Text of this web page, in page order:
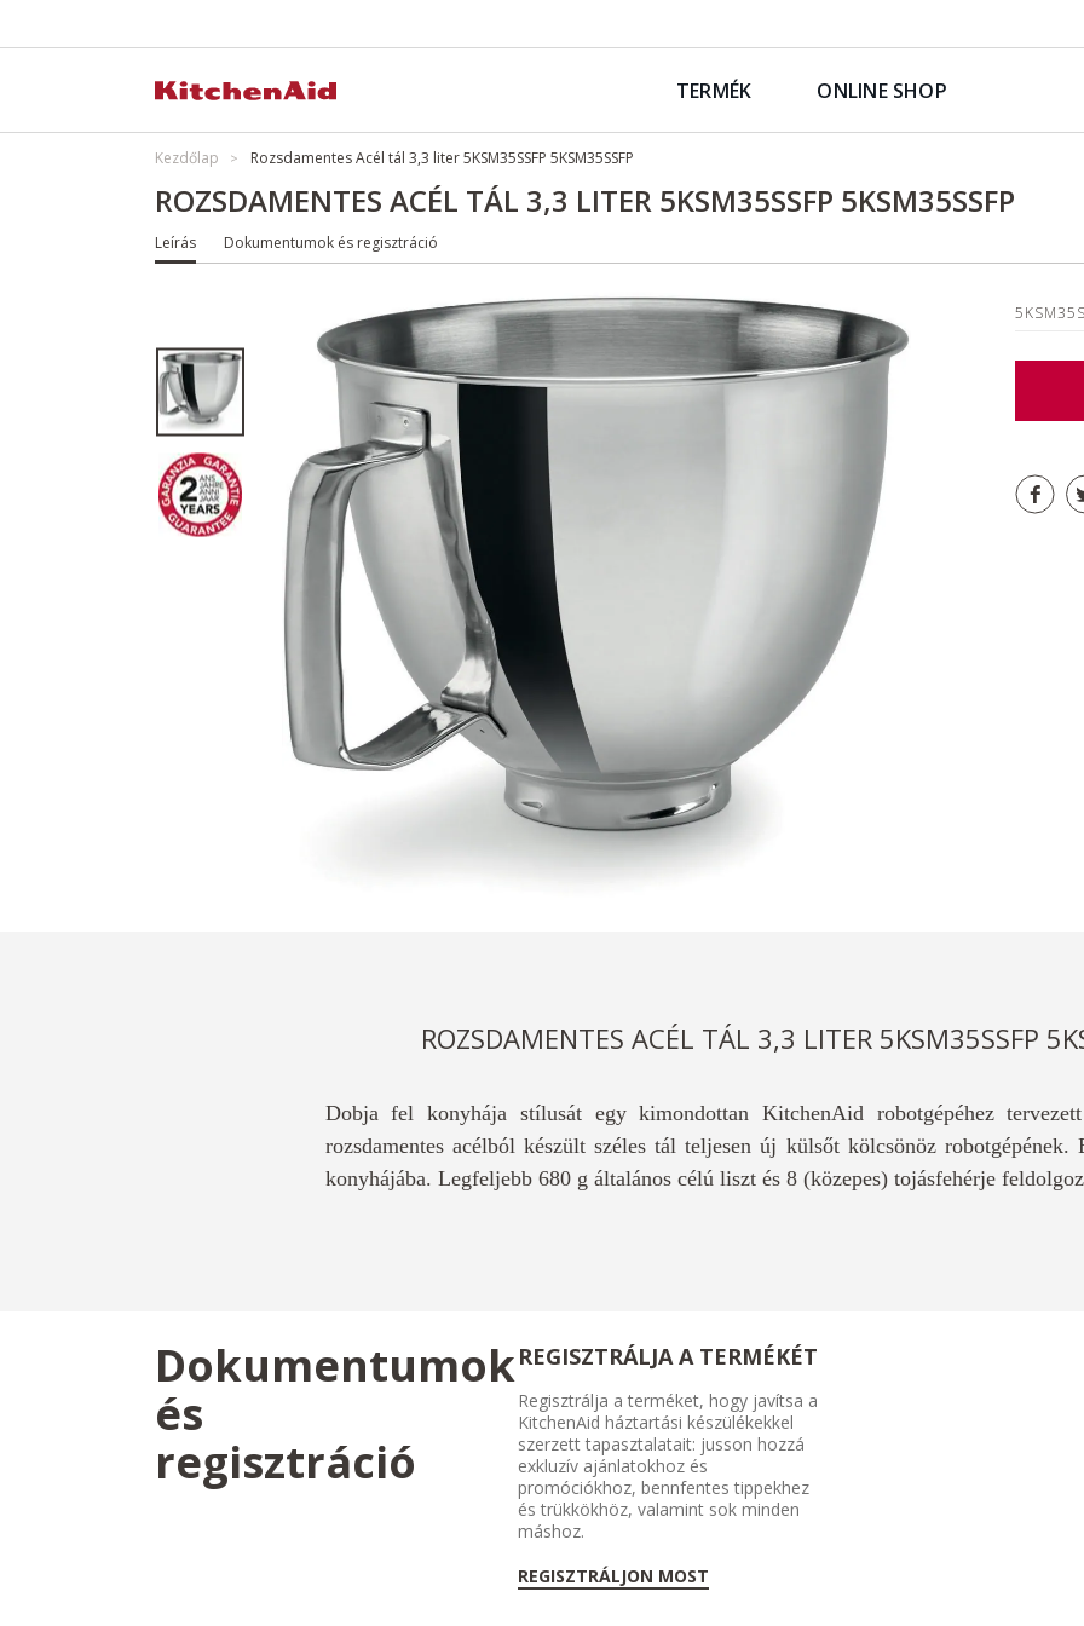
TERMÉK ONLINE SHOP
Kezdőlap Rozsdamentes Acél tál 3,3 liter 5KSM35SSFP 5KSM35SSFP
ROZSDAMENTES ACÉL TÁL 3,3 LITER 5KSM35SSFP 5KSM35SSFP
Leírás Dokumentumok és regisztráció
ROZSDAMENTES ACÉL TÁL 3,3 LITER 5KSM35SSFP
Dobja fel konyhája stílusát egy kimondottan KitchenAid robotgépéhez
rozsdamentes acélból készült széles tál teljesen új külsőt kölcsönöz robotgépének.
konyhájába. Legfeljebb 680 g általános célú liszt és 8 (közepes) tojásfehérje
Dokumentumok
és
regisztráció
REGISZTRÁLJA A TERMÉKÉT
Regisztrálja a terméket, hogy javítsa a
KitchenAid háztartási készülékekkel
szerzett tapasztalatait: jusson hozzá
exkluzív ajánlatokhoz és
promóciókhoz, bennfentes tippekhez
és trükkökhöz, valamint sok minden
máshoz.
REGISZTRÁLJON MOST